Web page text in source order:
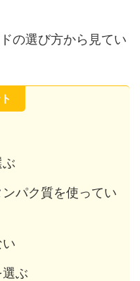
の選び方から見てい
パク質を使ってい
ぶ